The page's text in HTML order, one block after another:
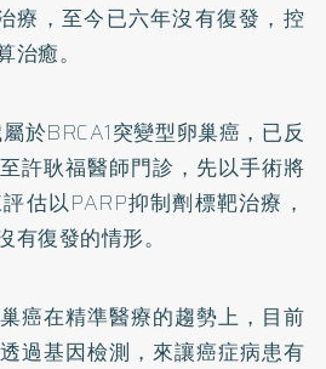
療，至今已六年沒有復發，控
癒。
於BRCA1突變型卵巢癌，已反
許耿福醫師門診，先以手術將
估以PARP抑制劑標靶治療，
有復發的情形。
癌在精準醫療的趨勢上，目前
過基因檢測，來讓癌症病患有